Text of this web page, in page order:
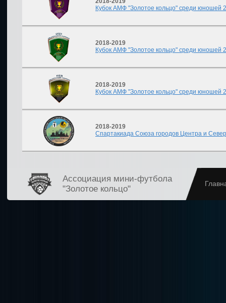
Кубок АМФ "Золотое кольцо" среди юношей
2018-2019
Кубок АМФ "Золотое кольцо" среди юношей
2018-2019
Кубок АМФ "Золотое кольцо" среди юношей
2018-2019
Спартакиада Союза городов Центра и
Ассоциация мини-футбола
"Золотое кольцо"